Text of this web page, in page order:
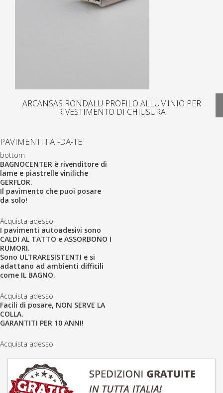
ARCANSAS RONDALU PROFILO ALLUMINIO PER
RIVESTIMENTO DI CHIUSURA
PAVIMENTI FAI-DA-TE
bottom
BAGNOCENTER è rivenditore di
lame e piastrelle viniliche
GERFLOR.
Il pavimento che puoi posare
da solo!
Acquista adesso
I pavimenti autoadesivi sono
CALDI AL TATTO e ASSORBONO I
RUMORI.
Sono ULTRARESISTENTI e si
adattano ad ambienti difficili
come IL BAGNO.
Acquista adesso
Facili di posare, NON SERVE LA
COLLA.
GARANTITI PER 10 ANNI!
Acquista adesso